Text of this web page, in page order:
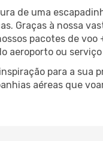
de uma
Graças à nossa
pacotes de
aeroporto ou
para a sua
aéreas que